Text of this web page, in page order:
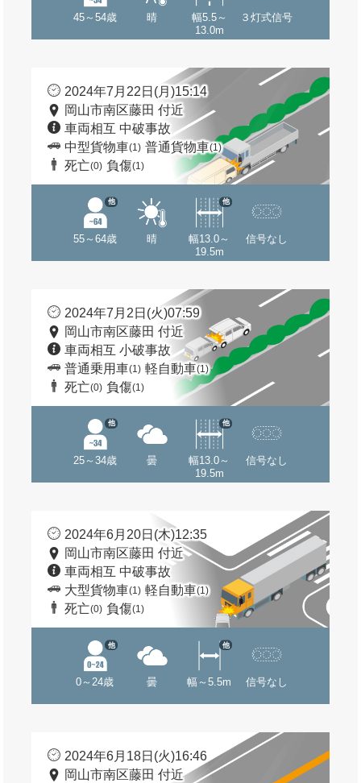
45～54歳 晴
幅5.5～
13.0m
３灯式信号
2024年7月22日(月)15:14
岡山市南区藤田 付近
車両相互 中破事故
中型貨物車(1) 普通貨物車(1)
死亡(0) 負傷(1)
55～64歳
他
晴
幅13.0～
19.5m
他
信号なし
2024年7月2日(火)07:59
岡山市南区藤田 付近
車両相互 小破事故
普通乗用車(1) 軽自動車(1)
死亡(0) 負傷(1)
25～34歳
他
曇
幅13.0～
19.5m
他
信号なし
2024年6月20日(木)12:35
岡山市南区藤田 付近
車両相互 中破事故
大型貨物車(1) 軽自動車(1)
死亡(0) 負傷(1)
0～24歳
他
曇 幅～5.5m
他
信号なし
2024年6月18日(火)16:46
岡山市南区藤田 付近